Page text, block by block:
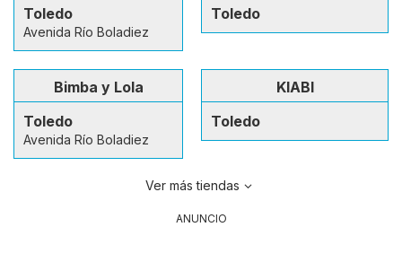
Toledo
Avenida Río Boladiez
Toledo
Bimba y Lola
Toledo
Avenida Río Boladiez
KIABI
Toledo
Ver más tiendas
ANUNCIO